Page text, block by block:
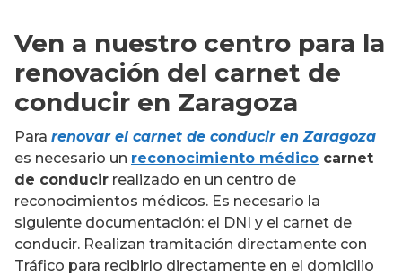
Ven a nuestro centro para la
renovación del carnet de
conducir en Zaragoza
Para renovar el carnet de conducir en Zaragoza
es necesario un reconocimiento médico carnet
de conducir realizado en un centro de
reconocimientos médicos. Es necesario la
siguiente documentación: el DNI y el carnet de
conducir. Realizan tramitación directamente con
Tráfico para recibirlo directamente en el domicilio